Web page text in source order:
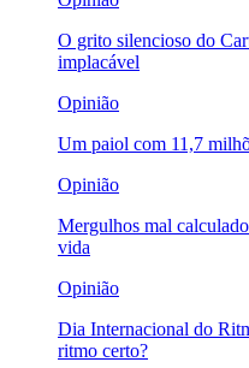
O grito silencioso do
implacável
Opinião
Um paiol com 11,7
Opinião
Mergulhos mal
vida
Opinião
Dia Internacional do
ritmo certo?